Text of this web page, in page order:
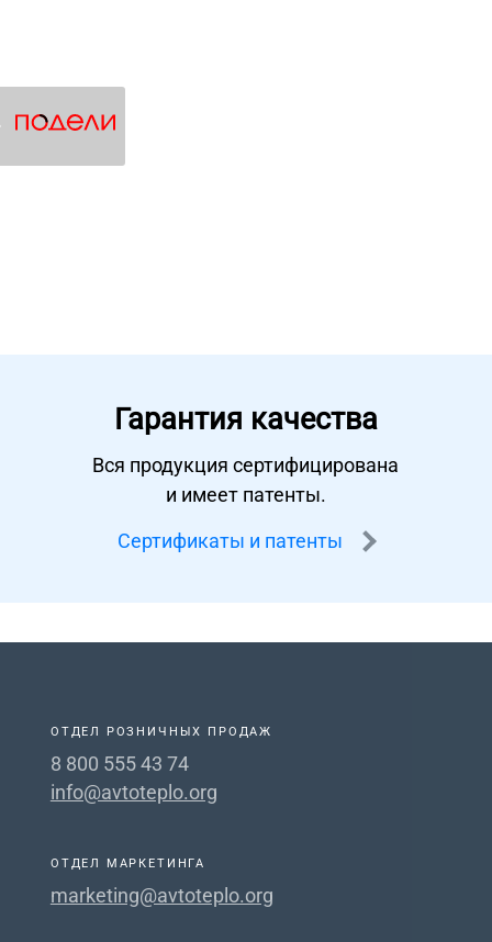
Гарантия качества
Вся продукция сертифицирована
и имеет патенты.
Сертификаты и патенты
ОТДЕЛ РОЗНИЧНЫХ ПРОДАЖ
8 800 555 43 74
info@avtoteplo.org
ОТДЕЛ МАРКЕТИНГА
marketing@avtoteplo.org